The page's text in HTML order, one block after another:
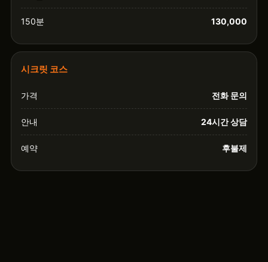
150분 130,000
시크릿 코스
가격 전화 문의
안내 24시간 상담
예약 후불제